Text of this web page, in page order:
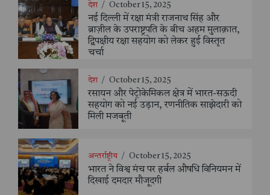
देश / October 15, 2025
नई दिल्ली में रक्षा मंत्री राजनाथ सिंह और
ब्राज़ील के उपराष्ट्रपति के बीच अहम मुलाक़ात,
द्विपक्षीय रक्षा सहयोग को लेकर हुई विस्तृत
चर्चा
देश / October 15, 2025
रसायन और पेट्रोकेमिकल क्षेत्र में भारत-सऊदी
सहयोग को नई उड़ान, रणनीतिक साझेदारी को
मिली मजबूती
अन्तर्राष्ट्रीय / October 15, 2025
भारत ने विश्व मंच पर हर्बल औषधि विनियमन में
दिखाई दमदार मौजूदगी